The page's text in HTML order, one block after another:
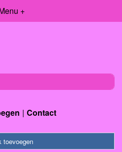
+
Contact
toevoegen